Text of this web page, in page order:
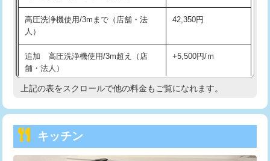
持込商品取付（単水栓） 13,200円
持込商品取付（混合水栓）
持込商品取付（浄水器・分岐水栓） 16,500円
持込商品取付（温水洗浄便座） 22,000円
持込商品取付（普通便座⇔温水洗浄便
22,000円
給水管工事※（ホール加工)
高圧洗浄機使用/3mまで（店舗・法
人）
42,350円
追加 高圧洗浄機使用/3m超え（店
舗・法人）
+5,500円/ｍ
高度高圧洗浄換 現地調査
トーラー機使用/3mまで
上記の表をスクロールで他の料金もご覧になれます。
キッチン